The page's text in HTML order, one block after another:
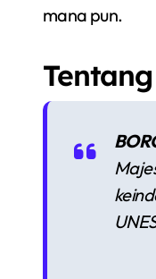
mana pun.
Tentang